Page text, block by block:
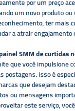
um novo produto
ter mais
a atrair engajamento
SMM de curtidas
que você impulsione
postagens. Isso é
que desejam
ou mensagens
este serviço,